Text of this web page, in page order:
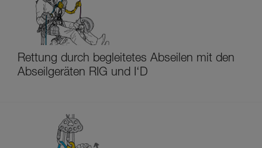
Rettung durch begleitetes Abseilen mit den
Abseilgeräten RIG und I‘D